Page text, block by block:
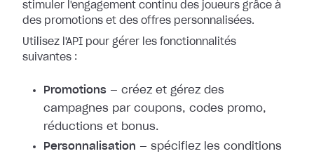
stimuler l'engagement continu des joueurs grâce à
des promotions et des offres personnalisées.
Utilisez l'API pour gérer les fonctionnalités
suivantes :
Promotions — créez et gérez des
campagnes par coupons, codes promo,
réductions et bonus.
Personnalisation — spécifiez les conditions